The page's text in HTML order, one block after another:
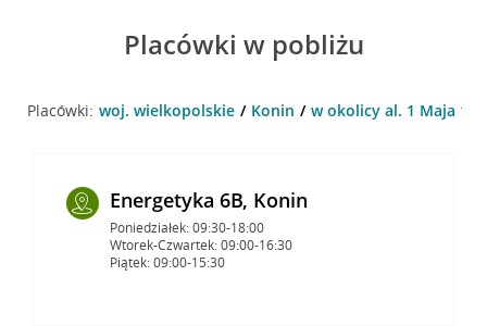
Placówki w pobliżu
Placówki: woj. wielkopolskie Konin w okolicy al. 1 Maja 15
Energetyka 6B, Konin
Poniedziałek: 09:30-18:00
Wtorek-Czwartek: 09:00-16:30
Piątek: 09:00-15:30